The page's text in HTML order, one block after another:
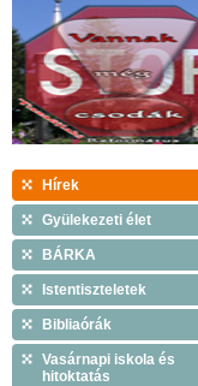
Hírek
Gyülekezeti élet
BÁRKA
Istentiszteletek
Bibliaórák
Vasárnapi iskola és
hitoktatás